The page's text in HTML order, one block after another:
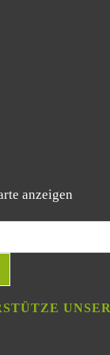
anzeigen